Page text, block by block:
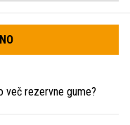
več rezervne gume?